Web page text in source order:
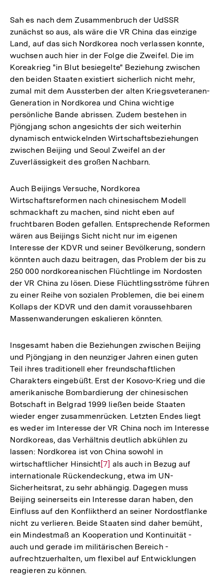
Sah es nach dem Zusammenbruch der UdSSR
zunächst so aus, als wäre die VR China das einzige
Land, auf das sich Nordkorea noch verlassen konnte,
wuchsen auch hier in der Folge die Zweifel. Die im
Koreakrieg "in Blut besiegelte" Beziehung zwischen
den beiden Staaten existiert sicherlich nicht mehr,
zumal mit dem Aussterben der alten Kriegsveteranen-
Generation in Nordkorea und China wichtige
persönliche Bande abrissen. Zudem bestehen in
Pjöngjang schon angesichts der sich weiterhin
dynamisch entwickelnden Wirtschaftsbeziehungen
zwischen Beijing und Seoul Zweifel an der
Zuverlässigkeit des großen Nachbarn.
Auch Beijings Versuche, Nordkorea
Wirtschaftsreformen nach chinesischem Modell
schmackhaft zu machen, sind nicht eben auf
fruchtbaren Boden gefallen. Entsprechende Reformen
wären aus Beijings Sicht nicht nur im eigenen
Interesse der KDVR und seiner Bevölkerung, sondern
könnten auch dazu beitragen, das Problem der bis zu
250 000 nordkoreanischen Flüchtlinge im Nordosten
der VR China zu lösen. Diese Flüchtlingsströme führen
zu einer Reihe von sozialen Problemen, die bei einem
Kollaps der KDVR und den damit voraussehbaren
Massenwanderungen eskalieren könnten.
Insgesamt haben die Beziehungen zwischen Beijing
und Pjöngjang in den neunziger Jahren einen guten
Teil ihres traditionell eher freundschaftlichen
Charakters eingebüßt. Erst der Kosovo-Krieg und die
amerikanische Bombardierung der chinesischen
Botschaft in Belgrad 1999 ließen beide Staaten
wieder enger zusammenrücken. Letzten Endes liegt
es weder im Interesse der VR China noch im Interesse
Nordkoreas, das Verhältnis deutlich abkühlen zu
lassen: Nordkorea ist von China sowohl in
wirtschaftlicher HinsichtZur
Auflösung
der
Fußnote
[7] als auch in Bezug auf
internationale Rückendeckung, etwa im UN-
Sicherheitsrat, zu sehr abhängig. Dagegen muss
Beijing seinerseits ein Interesse daran haben, den
Einfluss auf den Konfliktherd an seiner Nordostflanke
nicht zu verlieren. Beide Staaten sind daher bemüht,
ein Mindestmaß an Kooperation und Kontinuität -
auch und gerade im militärischen Bereich -
aufrechtzuerhalten, um flexibel auf Entwicklungen
reagieren zu können.